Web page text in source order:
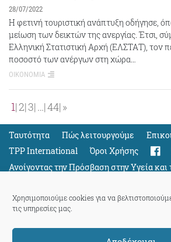
Χρησιμοποιούμε cookies για να
τις υπηρεσίες μας.
28/07/2022
Η φετινή τουριστική ανάπτυξη οδήγησε,
μείωση των δεικτών της ανεργίας. Έτσι,
Ελληνική Στατιστική Αρχή (ΕΛΣΤΑΤ), τον
ποσοστό των ανέργων στη χώρα…
ΟΙΚΟΝΟΜΙΑ
1 2 3 … 44 »
Ταυτότητα Πώς λειτουργούμε
TPP International
Όροι Χρήσης
Ανοίγοντας την Πρόσβαση στην Υγεία και
Όλους